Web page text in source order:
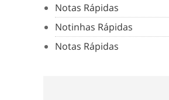
Notas Rápidas
Notinhas Rápidas
Notas Rápidas